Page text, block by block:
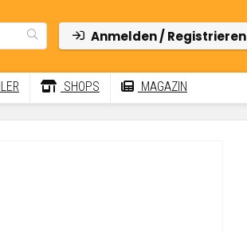
Anmelden / Registrieren
SHOPS MAGAZIN